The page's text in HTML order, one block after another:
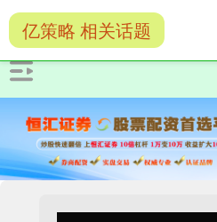
亿策略 相关话题